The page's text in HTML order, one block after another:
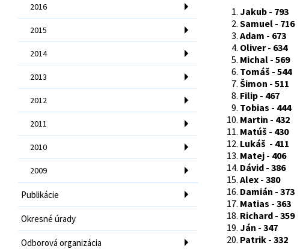
2016
2015
2014
2013
2012
2011
2010
2009
Publikácie
Okresné úrady
Odborová organizácia
Jakub - 793
Samuel - 716
Adam - 673
Oliver - 634
Michal - 569
Tomáš - 544
Šimon - 511
Filip - 467
Tobias - 444
Martin - 432
Matúš - 430
Lukáš - 411
Matej - 406
Dávid - 386
Alex - 380
Damián - 373
Matias - 363
Richard - 359
Ján - 347
Patrik - 332